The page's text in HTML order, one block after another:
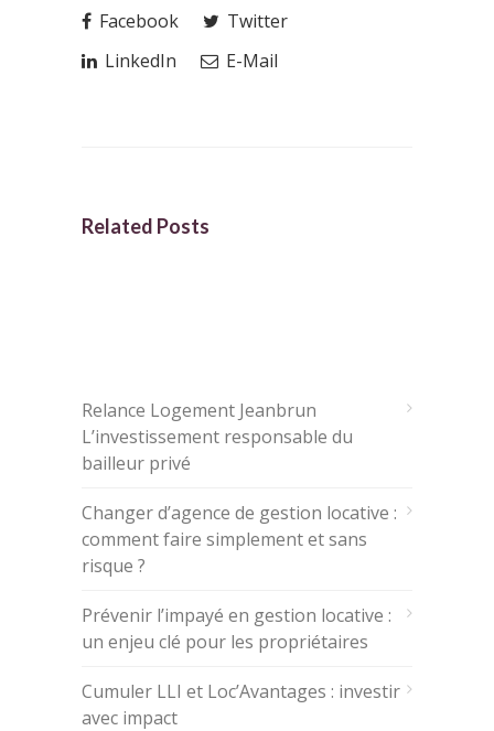
Facebook
Twitter
LinkedIn
E-Mail
Related Posts
Relance Logement Jeanbrun
L’investissement responsable du
bailleur privé
Changer d’agence de gestion locative :
comment faire simplement et sans
risque ?
Prévenir l’impayé en gestion locative :
un enjeu clé pour les propriétaires
Cumuler LLI et Loc’Avantages : investir
avec impact